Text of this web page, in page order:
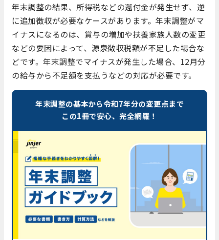
年末調整の結果、所得税などの還付金が発生せず、逆
に追加徴収が必要なケースがあります。年末調整がマ
イナスになるのは、賞与の増加や扶養家族人数の変更
などの要因によって、源泉徴収税額が不足した場合な
どです。年末調整でマイナスが発生した場合、12月分
の給与から不足額を支払うなどの対応が必要です。
年末調整の基本から令和7年分の変更点まで
この1冊で安心、完全網羅！